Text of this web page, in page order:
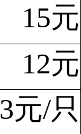
15元
12元
3元/只